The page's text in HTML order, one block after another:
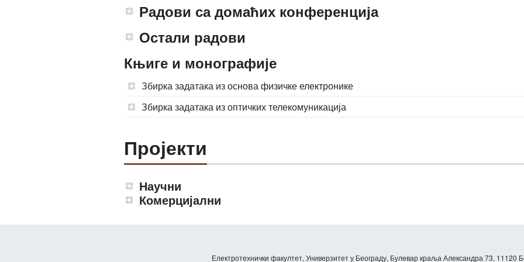
Радови са домаћих конференција
Остали радови
Књиге и монографије
Збирка задатака из основа физичке електронике
Збирка задатака из оптичких телекомуникација
Пројекти
Научни
Комерцијални
Електротехнички факултет, Универзитет у Београду, Булевар краља Александра 73, 11120